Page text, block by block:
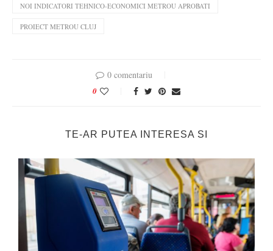
NOI INDICATORI TEHNICO-ECONOMICI METROU APROBATI
PROIECT METROU CLUJ
0 comentariu
0
TE-AR PUTEA INTERESA SI